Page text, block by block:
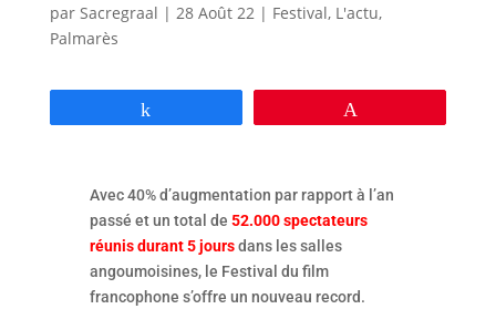
par Sacregraal | 28 Août 22| Festival, L'actu,
Palmarès
Avec 40% d’augmentation par rapport à l’an
passé et un total de 52.000 spectateurs
réunis durant 5 joursdans les salles
angoumoisines, le Festival du film
francophone s’offre un nouveau record.